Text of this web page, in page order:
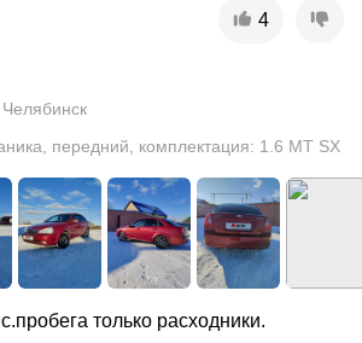
4
Челябинск
передний комплектация: 1.6 MT SX
только расходники.